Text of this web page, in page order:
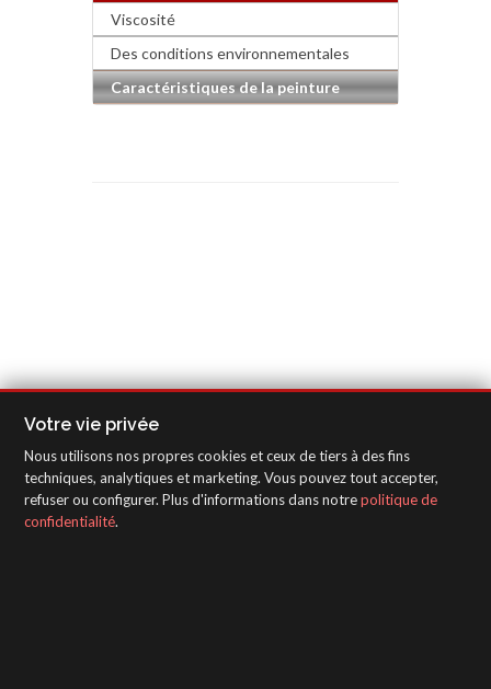
Viscosité
Des conditions environnementales
Caractéristiques de la peinture
Votre vie privée
Nous utilisons nos propres cookies et ceux de tiers à des fins
techniques, analytiques et marketing. Vous pouvez tout accepter,
refuser ou configurer. Plus d'informations dans notrepolitique de
confidentialité.